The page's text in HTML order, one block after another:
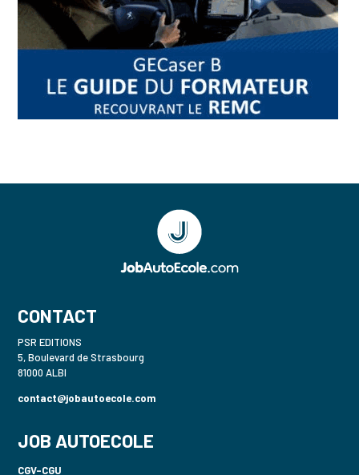
CONTACT
PSR EDITIONS
5, Boulevard de Strasbourg
81000 ALBI
contact@jobautoecole.com
JOB AUTOECOLE
CGV-CGU